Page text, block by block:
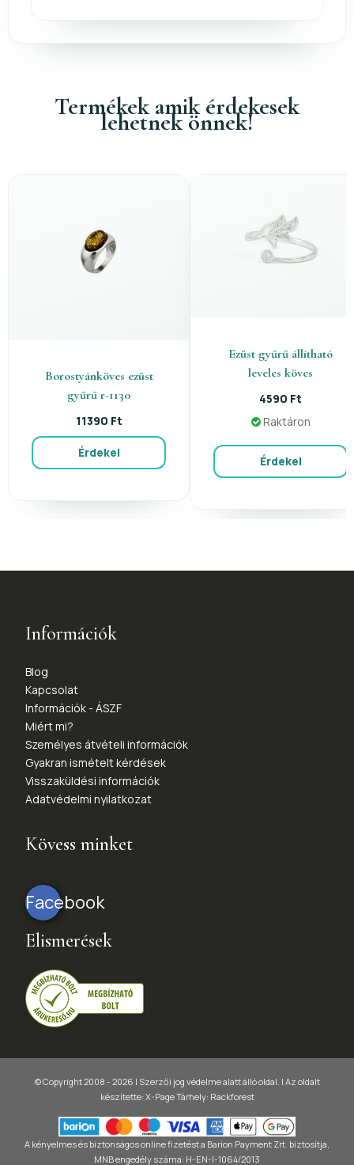
Termékek amik érdekesek
lehetnek önnek!
Borostyánköves ezüst
gyűrű r-1130
11390 Ft
Érdekel
Ezüst gyűrű állítható
leveles köves
4590 Ft
Raktáron
Érdekel
Információk
Blog
Kapcsolat
Információk - ÁSZF
Miért mi?
Személyes átvételi információk
Gyakran ismételt kérdések
Visszaküldési információk
Adatvédelmi nyilatkozat
Kövess minket
Facebook
Elismerések
© Copyright 2008 - 2026 | Szerzői jog védelme alatt álló oldal. | Az oldalt
készítette: X-PageTárhely: Rackforest
A kényelmes és biztonságos online fizetést a Barion Payment Zrt. biztosítja,
MNB engedély száma: H-EN-I-1064/2013